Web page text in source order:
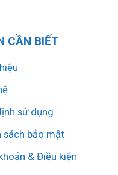
CẦN BIẾT
sử dụng
sách bảo mật
& Điều kiện